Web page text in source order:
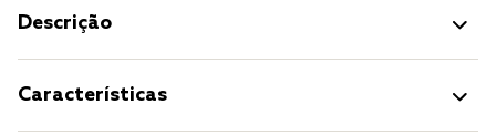
Descrição
Características